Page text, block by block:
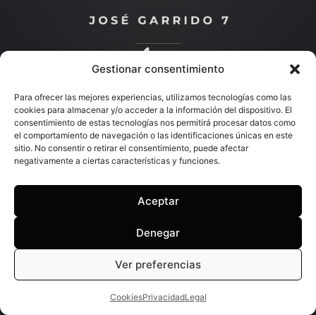
Gestionar consentimiento
Para ofrecer las mejores experiencias, utilizamos tecnologías como las
cookies para almacenar y/o acceder a la información del dispositivo. El
consentimiento de estas tecnologías nos permitirá procesar datos como
el comportamiento de navegación o las identificaciones únicas en este
sitio. No consentir o retirar el consentimiento, puede afectar
negativamente a ciertas características y funciones.
Aceptar
Denegar
Ver preferencias
CookiesPrivacidadLegal
Descubre más